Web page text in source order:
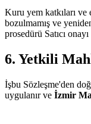
Kuru yem katkıları ve
bozulmamış ve
prosedürü Satıcı
6. Yetkili
İşbu Sözleşme'den
uygulanır ve İzmir